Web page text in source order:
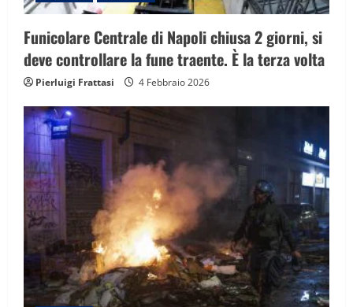
Funicolare Centrale di Napoli chiusa 2 giorni, si
deve controllare la fune traente. È la terza volta
Pierluigi Frattasi 4 Febbraio 2026